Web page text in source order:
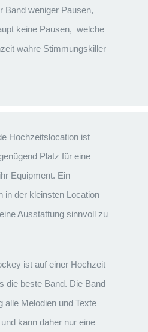
Band weniger Pausen,
keine Pausen, welche
wahre Stimmungskiller
Hochzeitslocation ist
Platz für eine
Equipment. Ein
in der kleinsten Location
Ausstattung sinnvoll zu
ist auf einer Hochzeit
die beste Band. Die Band
alle Melodien und Texte
kann daher nur eine